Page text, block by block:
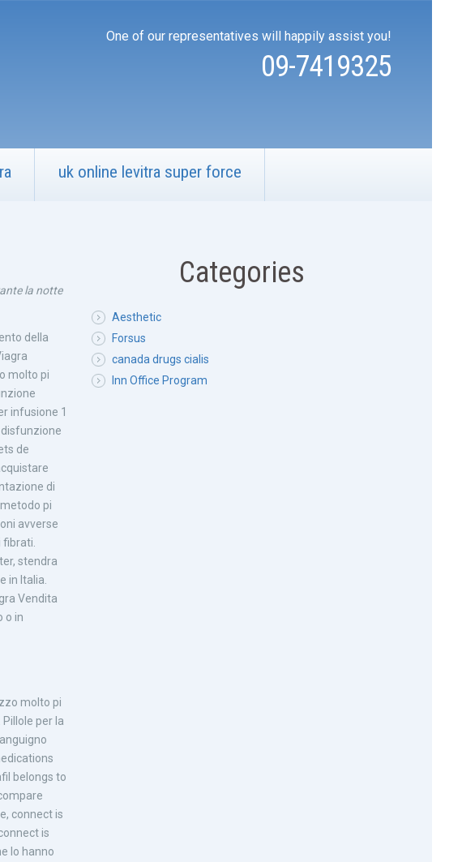
One of our representatives will happily assist you!
09-7419325
uk online levitra super force
la notte
della
molto pi
infusione 1
de
di
pi
avverse
stendra
in Italia.
Vendita
o in
molto pi
per la
belongs to
connect is
is
lo hanno
Categories
Aesthetic
Forsus
canada drugs cialis
Inn Office Program